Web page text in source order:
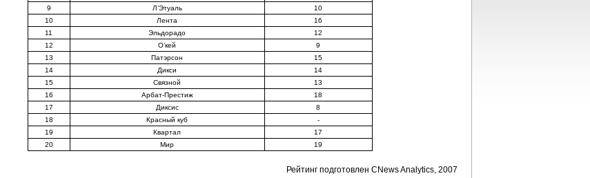
9
Л’Этуаль
10
10
Лента
16
11
Эльдорадо
12
12
О’кей
9
13
Патэрсон
15
14
Дикси
14
15
Связной
13
16
Арбат-Престиж
18
17
Диксис
8
18
Красный куб
-
19
Квартал
17
20
Мир 19
Рейтинг подготовлен CNews Analytics, 2007